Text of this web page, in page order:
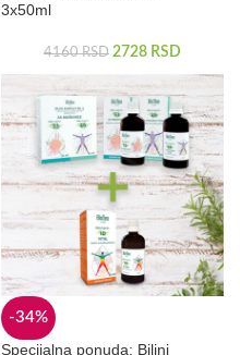
3x50ml
4160RSD 2728 RSD
-34%
Specijalna ponuda: Biljni